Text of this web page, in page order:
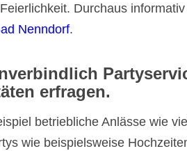
Durchaus
Nenndorf.
erfragen.
betriebliche Anlässe wie
wie beispielsweise